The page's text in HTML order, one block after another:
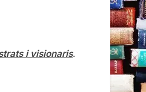
i visionaris.